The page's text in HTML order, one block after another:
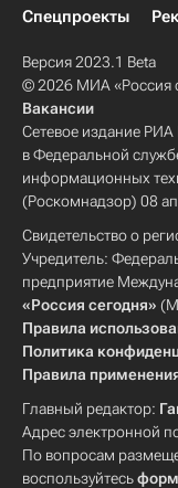
Спецпроекты
Версия 2023.1 Beta
© 2026 МИА «Россия
Вакансии
Сетевое издание РИА
в Федеральной
информационных
(Роскомнадзор) 08
Свидетельство о
Учредитель:
предприятие
«Россия сегодня»
Правила
Политика
Правила
Главный редактор:
Адрес электронной
По вопросам
воспользуйтесь